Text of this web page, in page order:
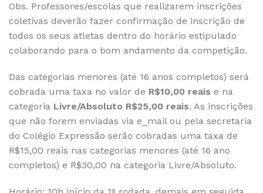
Obs. Professores/escolas que realizarem inscrições
coletivas deverão fazer confirmação de inscrição de
todos os seus atletas dentro do horário estipulado
colaborando para o bom andamento da competição.
Das categorias menores (até 16 anos completos) será
cobrada uma taxa no valor de R$10,00 reais e na
categoria Livre/Absoluto R$25,00 reais. As inscrições
que não forem enviadas via e_mail ou pela secretaria
do Colégio Expressão serão cobradas uma taxa de
R$15,00 reais nas categorias menores (até 16 ano
completos) e R$30,00 na categoria Livre/Absoluto.